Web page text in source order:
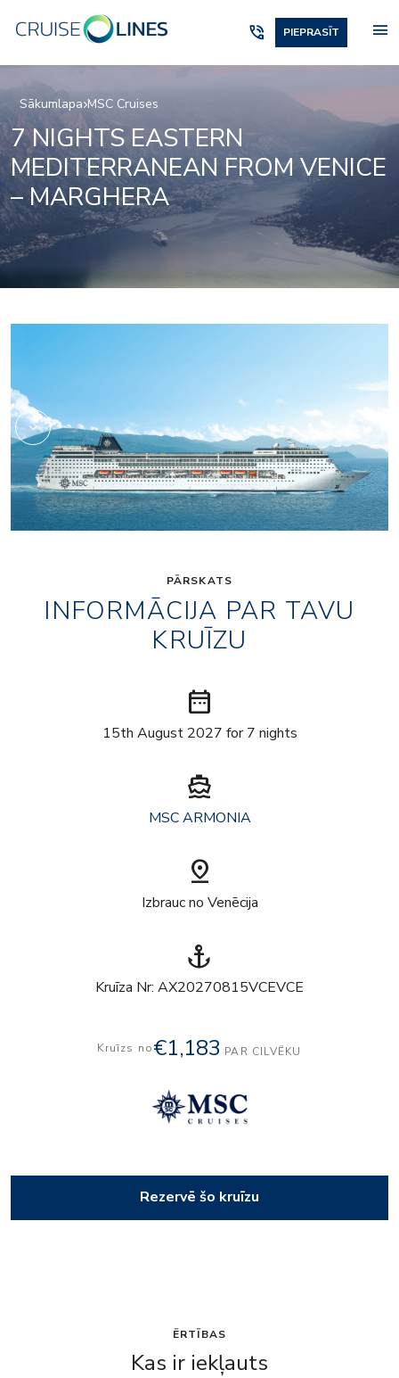
phone_in_talk PIEPRASĪT menu
Sākumlapa MSC Cruises
7 NIGHTS EASTERN
MEDITERRANEAN FROM VENICE
– MARGHERA
PĀRSKATS
INFORMĀCIJA PAR TAVU
KRUĪZU
date_range
15th August 2027 for 7 nights
directions_boat
MSC ARMONIA
pin_drop
Izbrauc no Venēcija
anchor
Kruīza Nr: AX20270815VCEVCE
Kruīzs no€1,183 PAR CILVĒKU
Rezervē šo kruīzu
ĒRTĪBAS
Kas ir iekļauts